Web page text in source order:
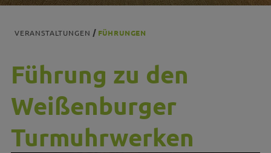
VERANSTALTUNGEN FÜHRUNGEN
Führung zu den
Weißenburger
Turmuhrwerken